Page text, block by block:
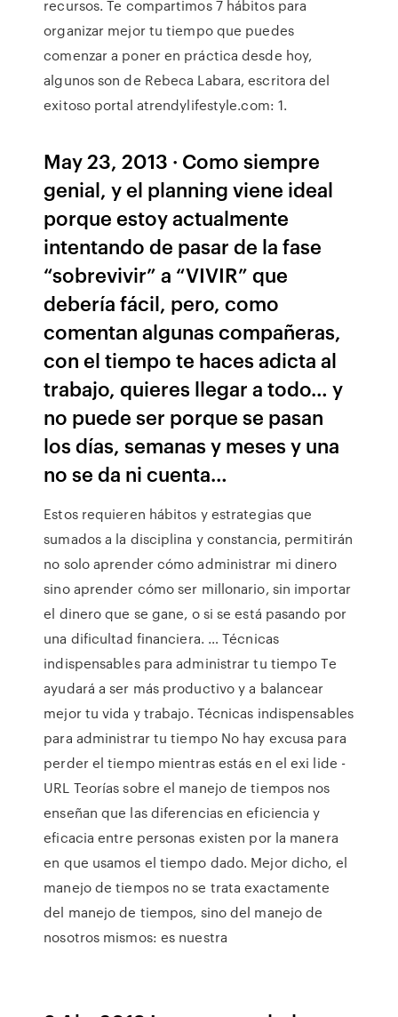
recursos. Te compartimos 7 hábitos para
organizar mejor tu tiempo que puedes
comenzar a poner en práctica desde hoy,
algunos son de Rebeca Labara, escritora del
exitoso portal atrendylifestyle.com: 1.
May 23, 2013 · Como siempre
genial, y el planning viene ideal
porque estoy actualmente
intentando de pasar de la fase
“sobrevivir” a “VIVIR” que
debería fácil, pero, como
comentan algunas compañeras,
con el tiempo te haces adicta al
trabajo, quieres llegar a todo… y
no puede ser porque se pasan
los días, semanas y meses y una
no se da ni cuenta…
Estos requieren hábitos y estrategias que
sumados a la disciplina y constancia, permitirán
no solo aprender cómo administrar mi dinero
sino aprender cómo ser millonario, sin importar
el dinero que se gane, o si se está pasando por
una dificultad financiera. … Técnicas
indispensables para administrar tu tiempo Te
ayudará a ser más productivo y a balancear
mejor tu vida y trabajo. Técnicas indispensables
para administrar tu tiempo No hay excusa para
perder el tiempo mientras estás en el exi lide -
URL Teorías sobre el manejo de tiempos nos
enseñan que las diferencias en eficiencia y
eficacia entre personas existen por la manera
en que usamos el tiempo dado. Mejor dicho, el
manejo de tiempos no se trata exactamente
del manejo de tiempos, sino del manejo de
nosotros mismos: es nuestra